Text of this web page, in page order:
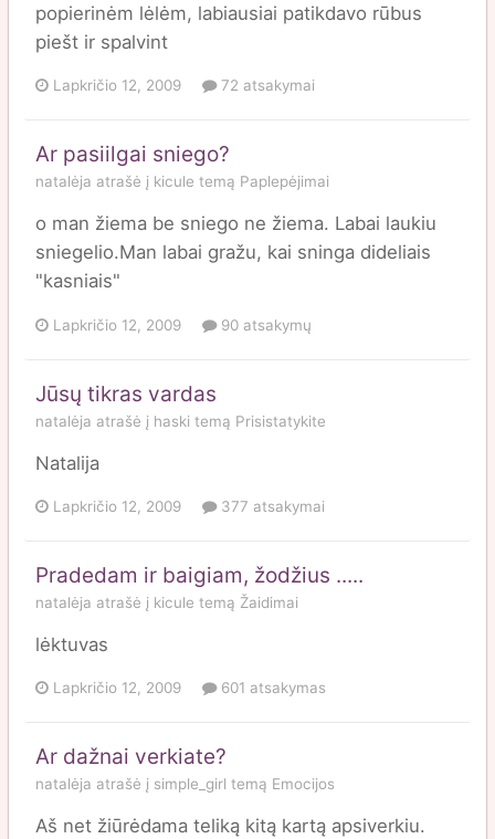
popierinėm lėlėm, labiausiai patikdavo rūbus
piešt ir spalvint
Lapkričio 12, 2009 72 atsakymai
Ar pasiilgai sniego?
natalėja atrašė į kicule temą Paplepėjimai
o man žiema be sniego ne žiema. Labai laukiu
sniegelio.Man labai gražu, kai sninga dideliais
"kasniais"
Lapkričio 12, 2009 90 atsakymų
Jūsų tikras vardas
natalėja atrašė į haski temą Prisistatykite
Natalija
Lapkričio 12, 2009 377 atsakymai
Pradedam ir baigiam, žodžius .....
natalėja atrašė į kicule temą Žaidimai
lėktuvas
Lapkričio 12, 2009 601 atsakymas
Ar dažnai verkiate?
natalėja atrašė į simple_girl temą Emocijos
Aš net žiūrėdama teliką kitą kartą apsiverkiu.